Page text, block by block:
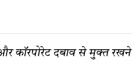
और कॉरपोरेट दबाव से मुक्त रखने